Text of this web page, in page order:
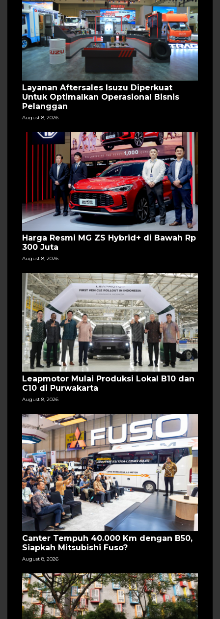
Layanan Aftersales Isuzu Diperkuat
Untuk Optimalkan Operasional Bisnis
Pelanggan
August 8, 2026
Harga Resmi MG ZS Hybrid+ di Bawah Rp
300 Juta
August 8, 2026
Leapmotor Mulai Produksi Lokal B10 dan
C10 di Purwakarta
August 8, 2026
Canter Tempuh 40.000 Km dengan B50,
Siapkah Mitsubishi Fuso?
August 8, 2026